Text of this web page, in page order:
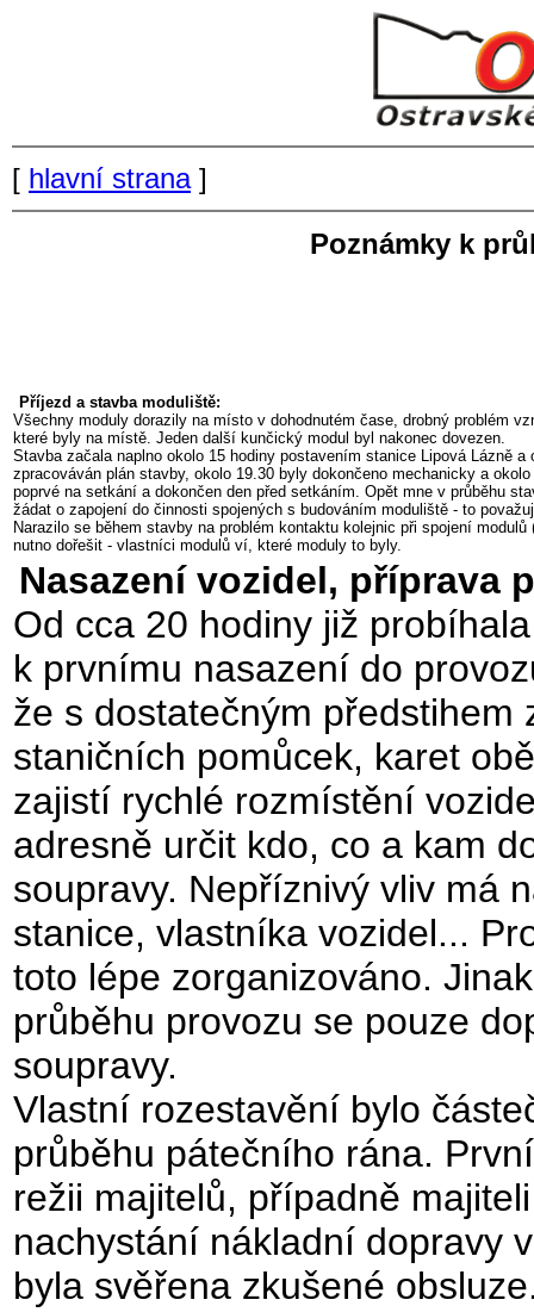
[ hlavní strana]
Poznámky k
Příjezd a stavba moduliště:
Všechny moduly dorazily na místo v dohodnutém čase, drobný problém
které byly na místě. Jeden další kunčický modul byl nakonec dovezen.
Stavba začala naplno okolo 15 hodiny postavením stanice Lipová Lázně
zpracováván plán stavby, okolo 19.30 byly dokončeno mechanicky a
poprvé na setkání a dokončen den před setkáním. Opět mne v průběhu
žádat o zapojení do činnosti spojených s budováním moduliště - to
Narazilo se během stavby na problém kontaktu kolejnic při spojení
nutno dořešit - vlastníci modulů ví, které moduly to byly.
Nasazení vozidel, příprava
Od cca 20 hodiny již
k prvnímu nasazení do
že s dostatečným
staničních pomůcek, karet
zajistí rychlé rozmístění
adresně určit kdo, co a kam
soupravy. Nepříznivý vliv má
stanice, vlastníka vozidel...
toto lépe zorganizováno.
průběhu provozu se pouze
soupravy.
Vlastní rozestavění bylo
průběhu pátečního rána.
režii majitelů, případně
nachystání nákladní dopravy
byla svěřena zkušené